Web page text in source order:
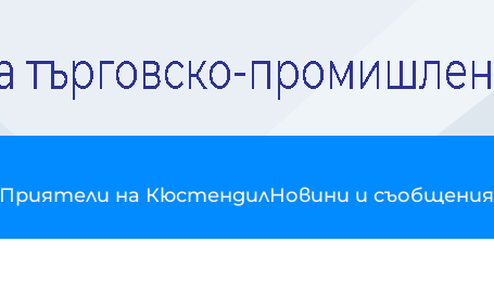
Приятели на КюстендилНовини и съобщения